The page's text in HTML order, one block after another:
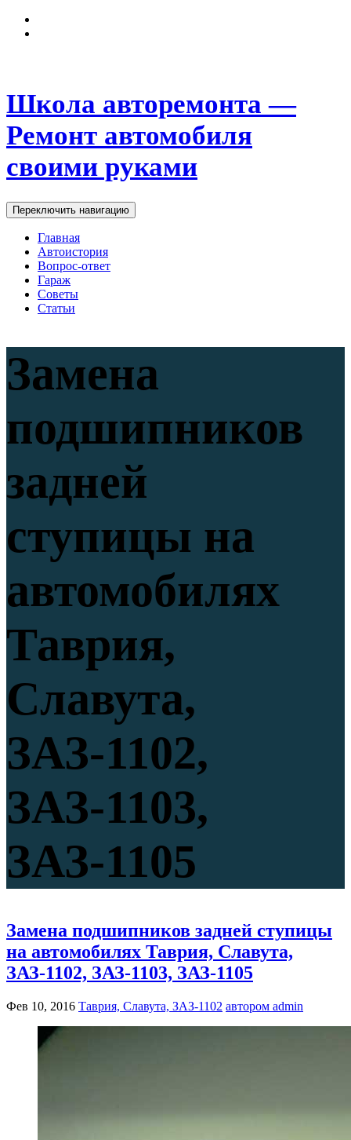
Школа авторемонта —
Ремонт автомобиля
своими руками
Переключить навигацию
Главная
Автоистория
Вопрос-ответ
Гараж
Советы
Статьи
Замена
подшипников
задней
ступицы на
автомобилях
Таврия,
Славута,
ЗАЗ-1102,
ЗАЗ-1103,
ЗАЗ-1105
Замена подшипников задней ступицы
на автомобилях Таврия, Славута,
ЗАЗ-1102, ЗАЗ-1103, ЗАЗ-1105
Фев 10, 2016 Таврия, Славута, ЗАЗ-1102 автором admin